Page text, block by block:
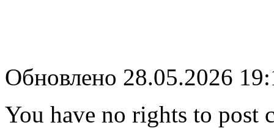
Обновлено 28.05.2026
You have no rights to post